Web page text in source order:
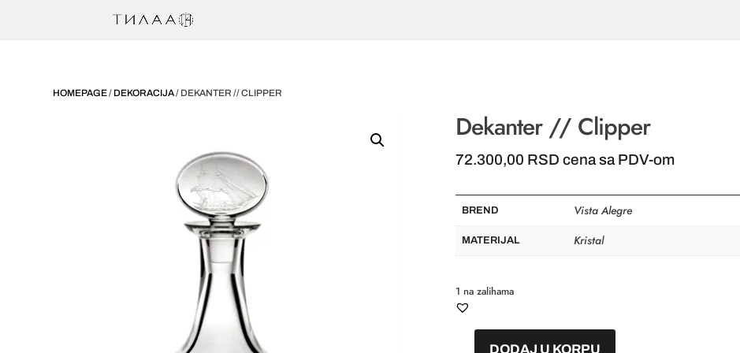
HOMEPAGE/ DEKORACIJA/ DEKANTER // CLIPPER
Dekanter // Clipper
72.300,00 RSD cena sa PDV-om
BREND Vista Alegre
MATERIJAL Kristal
1 na zalihama
DODAJ U KORPU